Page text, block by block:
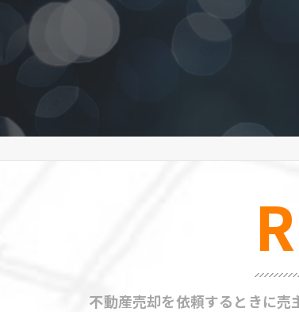
不動産売却を依頼するときに